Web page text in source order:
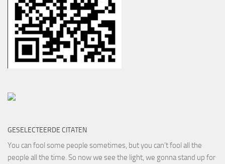
GESELECTEERDE CITATEN
You can fool some people sometimes, but you can’t fool all the
people all the time. So now we see the light, we gonna stand up for